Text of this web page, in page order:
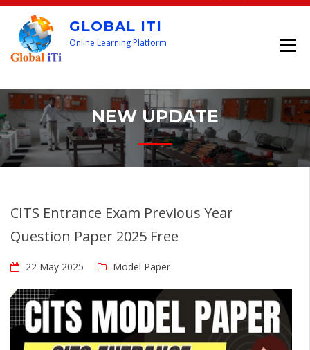
GLOBAL ITI
Online Learning Platform
NEW UPDATE
CITS Entrance Exam Previous Year
Question Paper 2025 Free
22 May 2025 Model Paper